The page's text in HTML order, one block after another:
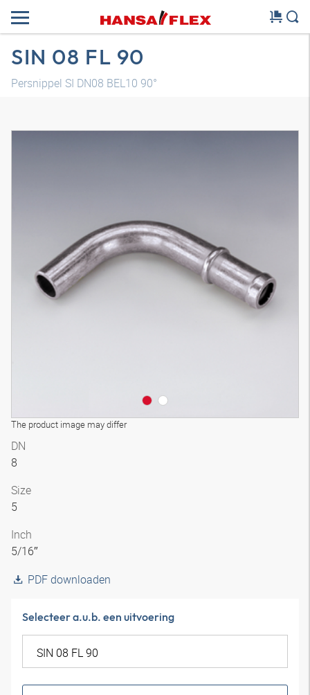
SIN 08 FL 90
Persnippel SI DN08 BEL10 90°
The product image may differ
DN
8
Size
5
Inch
5/16″
PDF downloaden
Selecteer a.u.b. een uitvoering